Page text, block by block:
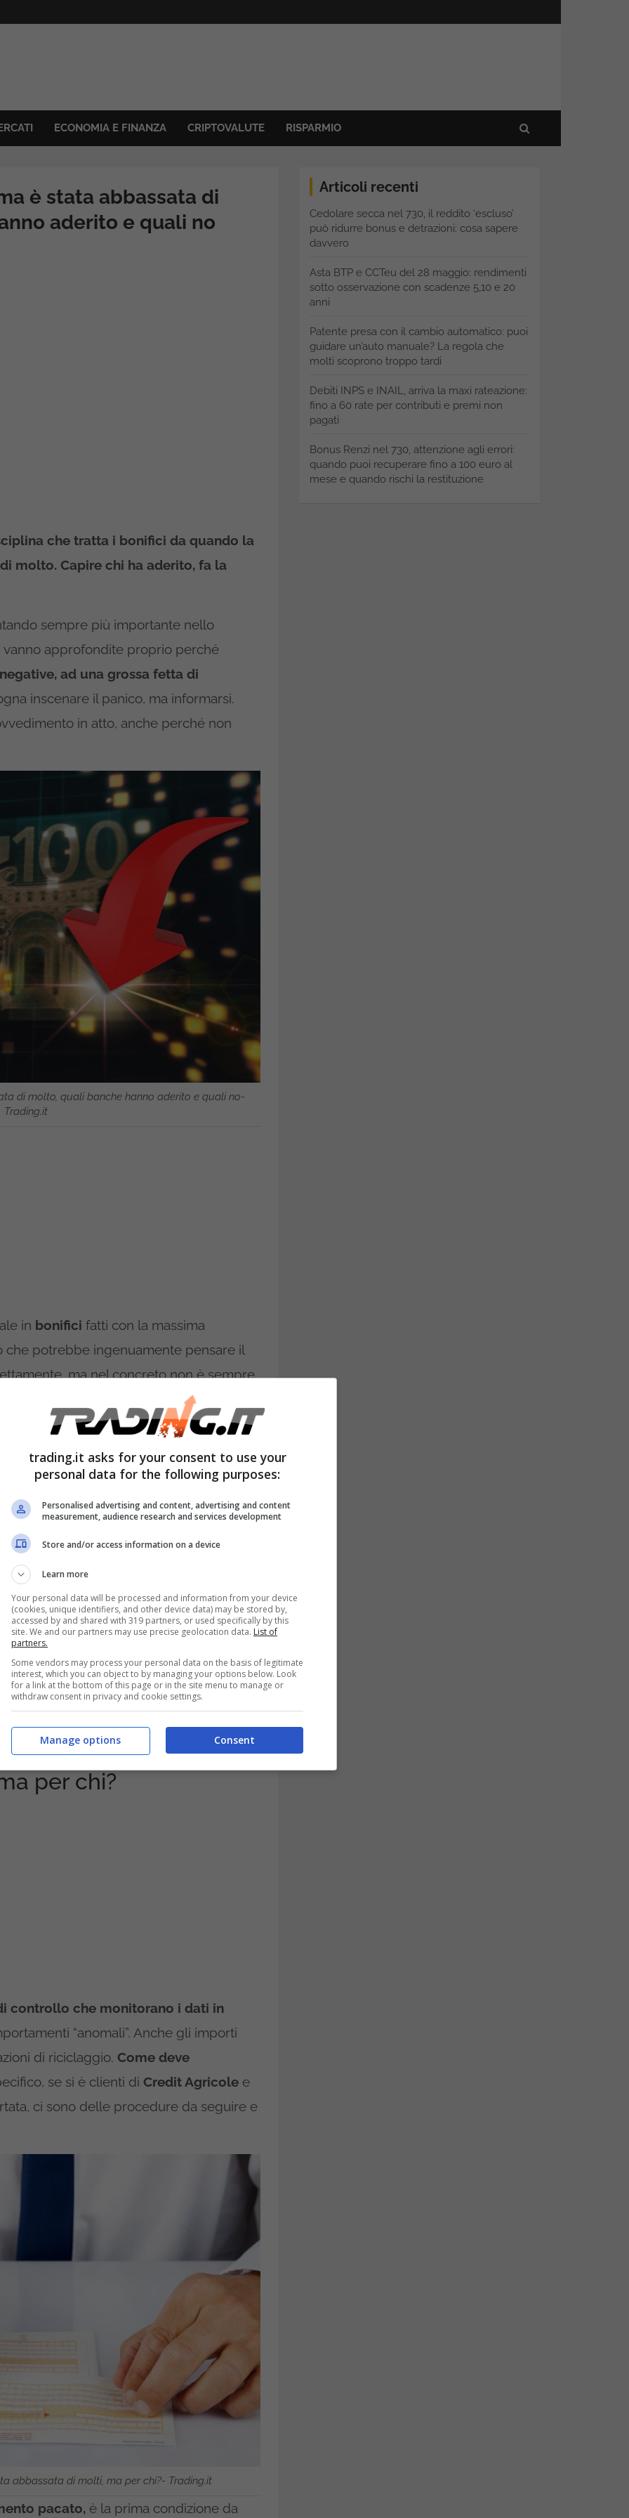
ECONOMIA E FINANZA CRIPTOVALUTE RISPARMIO
è stata abbassata di
aderito e quali no
che tratta i bonifici da quando la
molto. Capire chi ha aderito, fa la
sempre più importante nello
vanno approfondite proprio perché
ad una grossa fetta di
inscenare il panico, ma informarsi.
in atto, anche perché non
di molto, quali banche hanno aderito e quali no-
Trading.it
in bonifici fatti con la massima
che potrebbe ingenuamente pensare il
ma nel concreto non è sempre
molto bassa da non superare, quindi
ammonta?È davvero piccola la
qualsiasi stupore del cittadino medio
una situazione poco piacevole.
banche rispetto la clientela, perché la
illecite come il riciclaggio,
prevenire che curare”, è il mantra
provvedimento. Quindi, attuare dei
a qualsiasi attività di riciclaggio, secondo
le possibilità di porre delle regole
Fatto il punto della situazione, ecco a
è stata abbassata.
è stata
per chi?
controllo che monitorano i dati in
“anomali”. Anche gli importi
di riciclaggio. Come deve
se si è clienti di Credit Agricole e
ci sono delle procedure da seguire e
abbassata di molti, ma per chi?- Trading.it
pacato, è la prima condizione da
Articoli recenti
Cedolare secca nel 730, il reddito ‘escluso’
può ridurre bonus e detrazioni: cosa sapere
davvero
Asta BTP e CCTeu del 28 maggio: rendimenti
sotto osservazione con scadenze 5,10 e 20
anni
Patente presa con il cambio automatico: puoi
guidare un’auto manuale? La regola che
molti scoprono troppo tardi
Debiti INPS e INAIL, arriva la maxi rateazione:
fino a 60 rate per contributi e premi non
pagati
Bonus Renzi nel 730, attenzione agli errori:
quando puoi recuperare fino a 100 euro al
mese e quando rischi la restituzione
trading.it asks for your consent to use your
personal data for the following purposes:
Personalised advertising and content, advertising and content
measurement, audience research and services development
Store and/or access information on a device
Learn more
Your personal data will be processed and information from your device
(cookies, unique identifiers, and other device data) may be stored by,
accessed by and shared with 319 partners, or used specifically by this
site. We and our partners may use precise geolocation data. List of
partners.
Some vendors may process your personal data on the basis of legitimate
interest, which you can object to by managing your options below. Look
for a link at the bottom of this page or in the site menu to manage or
withdraw consent in privacy and cookie settings.
Consent
Manage options